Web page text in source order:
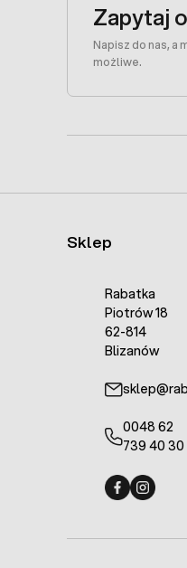
Zapytaj
Napisz do nas, a
możliwe.
Sklep
Rabatka
Piotrów 18
62-814
Blizanów
0048 62
739 40 30